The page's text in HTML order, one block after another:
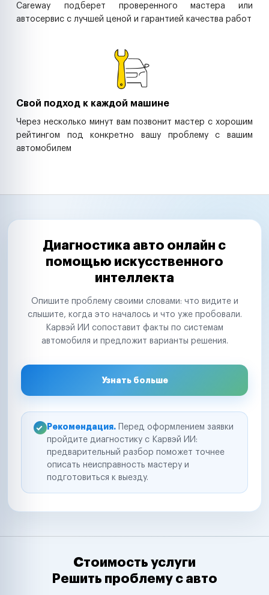
Careway подберет проверенного мастера или
автосервис с лучшей ценой и гарантией качества работ
Свой подход к каждой машине
Через несколько минут вам позвонит мастер с хорошим
рейтингом под конкретно вашу проблему с вашим
автомобилем
Диагностика авто онлайн с
помощью искусственного
интеллекта
Опишите проблему своими словами: что видите и
слышите, когда это началось и что уже пробовали.
Карвэй ИИ сопоставит факты по системам
автомобиля и предложит варианты решения.
Узнать больше
Рекомендация. Перед оформлением заявки
пройдите диагностику с Карвэй ИИ:
предварительный разбор поможет точнее
описать неисправность мастеру и
подготовиться к выезду.
Стоимость услуги
Решить проблему с авто